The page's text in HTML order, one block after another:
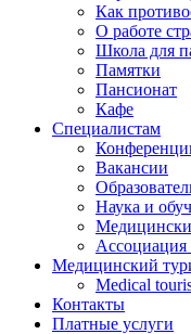
Как
О работе
Школа для
Памятки
Пансионат
Кафе
Специалистам
Вакансии
Наука и
Медицинский
Medical
Контакты
Платные услуги